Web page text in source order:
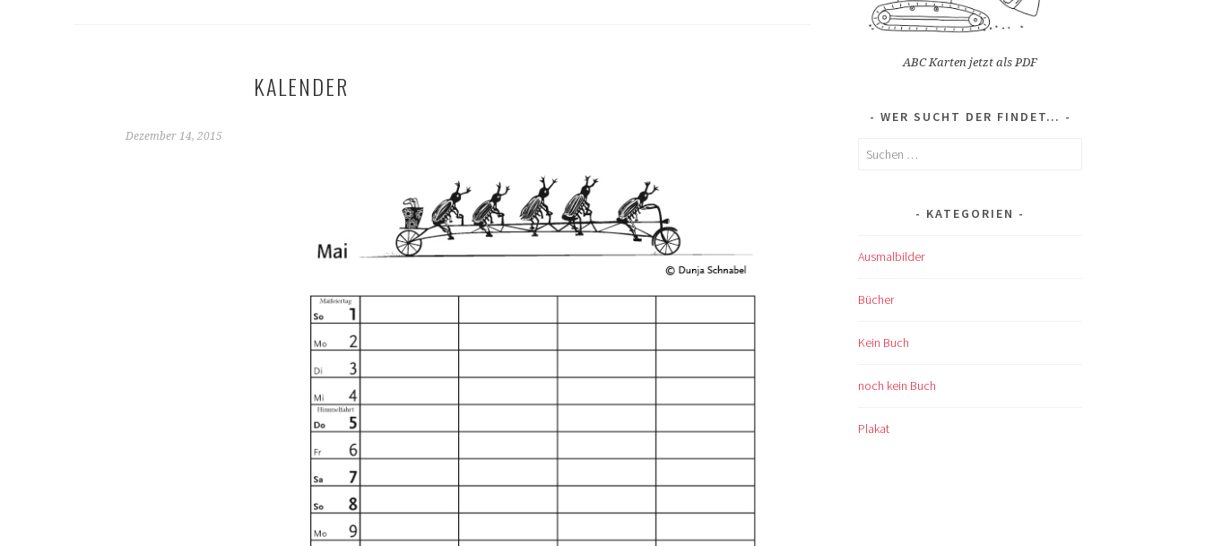
KALENDER
Dezember 14, 2015
ABC Karten jetzt als PDF
WER SUCHT DER FINDET…
Suchen
KATEGORIEN
Ausmalbilder
Bücher
Kein Buch
noch kein Buch
Plakat